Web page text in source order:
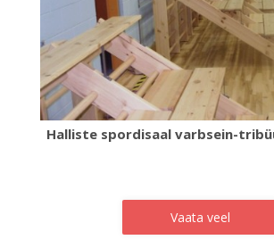
Halliste spordisaal varbsein-
Vaata veel